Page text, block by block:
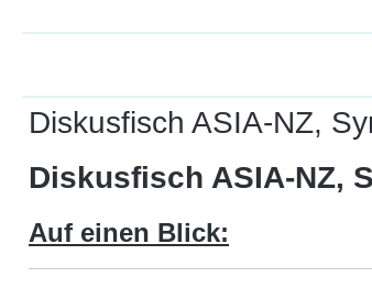
Diskusfisch ASIA-NZ,
Diskusfisch ASIA-NZ,
Auf einen Blick: